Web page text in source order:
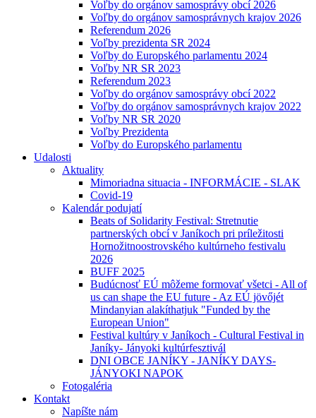
Voľby do orgánov samosprávy obcí 2026
Voľby do orgánov samosprávnych krajov 2026
Referendum 2026
Voľby prezidenta SR 2024
Voľby do Europského parlamentu 2024
Voľby NR SR 2023
Referendum 2023
Voľby do orgánov samosprávy obcí 2022
Voľby do orgánov samosprávnych krajov 2022
Voľby NR SR 2020
Voľby Prezidenta
Voľby do Europského parlamentu
Udalosti
Aktuality
Mimoriadna situacia - INFORMÁCIE - SLAK
Covid-19
Kalendár podujatí
Beats of Solidarity Festival: Stretnutie
partnerských obcí v Janíkoch pri príležitosti
Hornožitnoostrovského kultúrneho festivalu
2026
BUFF 2025
Budúcnosť EÚ môžeme formovať všetci - All of
us can shape the EU future - Az EÚ jövőjét
Mindanyian alakíthatjuk "Funded by the
European Union"
Festival kultúry v Janíkoch - Cultural Festival in
Janíky- Jányoki kultúrfesztivál
DNI OBCE JANÍKY - JANÍKY DAYS-
JÁNYOKI NAPOK
Fotogaléria
Kontakt
Napíšte nám